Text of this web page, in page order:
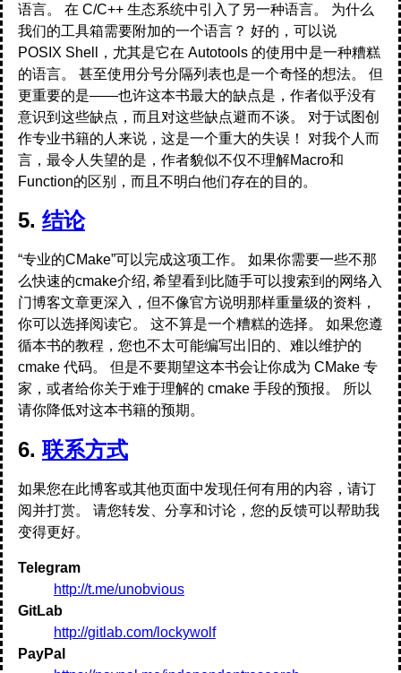
语言。 在 C/C++ 生态系统中引入了另一种语言。 为什么
我们的工具箱需要附加的一个语言？ 好的，可以说
POSIX Shell，尤其是它在 Autotools 的使用中是一种糟糕
的语言。 甚至使用分号分隔列表也是一个奇怪的想法。 但
更重要的是——也许这本书最大的缺点是，作者似乎没有
意识到这些缺点，而且对这些缺点避而不谈。 对于试图创
作专业书籍的人来说，这是一个重大的失误！ 对我个人而
言，最令人失望的是，作者貌似不仅不理解Macro和
Function的区别，而且不明白他们存在的目的。
5. 结论
“专业的CMake”可以完成这项工作。 如果你需要一些不那
么快速的cmake介绍, 希望看到比随手可以搜索到的网络入
门博客文章更深入，但不像官方说明那样重量级的资料，
你可以选择阅读它。 这不算是一个糟糕的选择。 如果您遵
循本书的教程，您也不太可能编写出旧的、难以维护的
cmake 代码。 但是不要期望这本书会让你成为 CMake 专
家，或者给你关于难于理解的 cmake 手段的预报。 所以
请你降低对这本书籍的预期。
6. 联系方式
如果您在此博客或其他页面中发现任何有用的内容，请订
阅并打赏。 请您转发、分享和讨论，您的反馈可以帮助我
变得更好。
Telegram
http://t.me/unobvious
GitLab
http://gitlab.com/lockywolf
PayPal